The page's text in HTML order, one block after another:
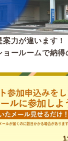
力が違います！
ールームで納得